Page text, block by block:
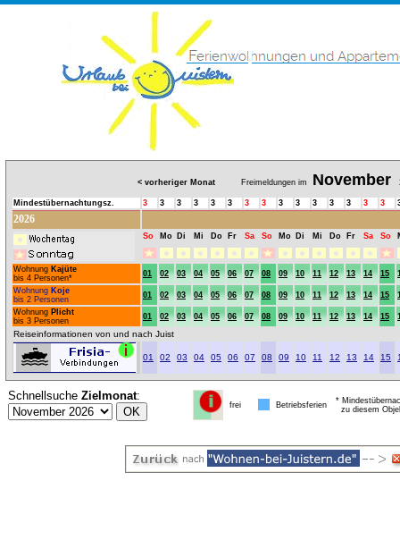
< vorheriger Monat Freimeldungen im November
Mindestübernachtungsz. 3 3 3 3 3 3 3 3 3 3 3 3 3 3 3
2026
So Mo Di Mi Do Fr Sa So Mo Di Mi Do Fr Sa So
Wohnung Kajüte
bis 4 Personen*
01 02 03 04 05 06 07 08 09 10 11 12 13 14 15
Wohnung Koje
bis 2 Personen
01 02 03 04 05 06 07 08 09 10 11 12 13 14 15
Wohnung Plicht
bis 3 Personen
01 02 03 04 05 06 07 08 09 10 11 12 13 14 15
Reiseinformationen von und nach Juist
01 02 03 04 05 06 07 08 09 10 11 12 13 14 15
Schnellsuche Zielmonat:
frei Betriebsferien
*
zu diesem